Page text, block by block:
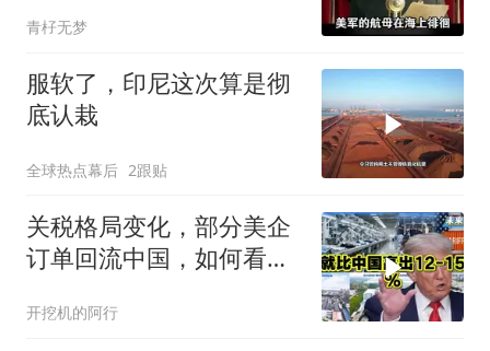
青杍无梦
服软了，印尼这次算是彻
底认栽
全球热点幕后 2跟贴
关税格局变化，部分美企
订单回流中国，如何看待
听听
开挖机的阿行